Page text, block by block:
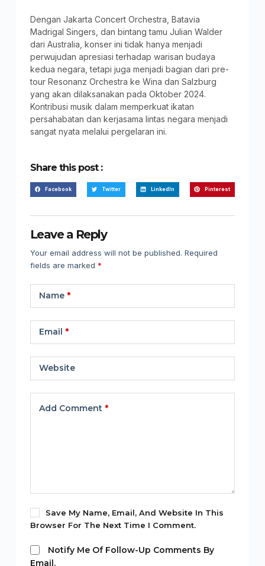
Dengan Jakarta Concert Orchestra, Batavia
Madrigal Singers, dan bintang tamu Julian Walder
dari Australia, konser ini tidak hanya menjadi
perwujudan apresiasi terhadap warisan budaya
kedua negara, tetapi juga menjadi bagian dari pre-
tour Resonanz Orchestra ke Wina dan Salzburg
yang akan dilaksanakan pada Oktober 2024.
Kontribusi musik dalam memperkuat ikatan
persahabatan dan kerjasama lintas negara menjadi
sangat nyata melalui pergelaran ini.
Share this post :
Facebook Twitter LinkedIn Pinterest
Leave a Reply
Your email address will not be published. Required
fields are marked *
Name*
Email *
Website
Add Comment *
Save My Name, Email, And Website In This
Browser For The Next Time I Comment.
Notify Me Of Follow-Up Comments By
Email.